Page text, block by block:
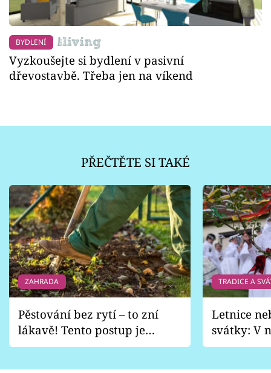
BYDLENÍ
Vyzkoušejte si bydlení v pasivní
dřevostavbě. Třeba jen na víkend
PŘEČTĚTE SI TAKÉ
ZAHRADA
Pěstování bez rytí – to zní
lákavě! Tento postup je
vhodný jen pro některé
TRADICE A
Letnice
svátky: V
pondělí